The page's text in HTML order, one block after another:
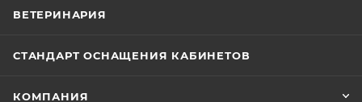
ВЕТЕРИНАРИЯ
СТАНДАРТ ОСНАЩЕНИЯ КАБИНЕТОВ
КОМПАНИЯ